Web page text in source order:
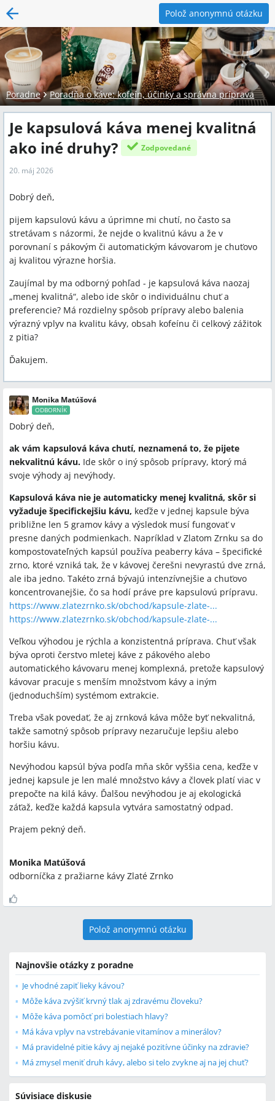
Polož anonymnú otázku
Poradne Poradňa o káve: kofeín, účinky a správna príprava
Je kapsulová káva menej kvalitná
ako iné druhy?
Zodpovedané
20. máj 2026
Dobrý deň,
pijem kapsulovú kávu a úprimne mi chutí, no často sa
stretávam s názormi, že nejde o kvalitnú kávu a že v
porovnaní s pákovým či automatickým kávovarom je chuťovo
aj kvalitou výrazne horšia.
Zaujímal by ma odborný pohľad - je kapsulová káva naozaj
„menej kvalitná“, alebo ide skôr o individuálnu chuť a
preferencie? Má rozdielny spôsob prípravy alebo balenia
výrazný vplyv na kvalitu kávy, obsah kofeínu či celkový zážitok
z pitia?
Ďakujem.
Monika Matúšová
ODBORNÍK
Dobrý deň,
ak vám kapsulová káva chutí, neznamená to, že pijete
nekvalitnú kávu. Ide skôr o iný spôsob prípravy, ktorý má
svoje výhody aj nevýhody.
Kapsulová káva nie je automaticky menej kvalitná, skôr si
vyžaduje špecifickejšiu kávu, keďže v jednej kapsule býva
približne len 5 gramov kávy a výsledok musí fungovať v
presne daných podmienkach. Napríklad v Zlatom Zrnku sa do
kompostovateľných kapsúl používa peaberry káva – špecifické
zrno, ktoré vzniká tak, že v kávovej čerešni nevyrastú dve zrná,
ale iba jedno. Takéto zrná bývajú intenzívnejšie a chuťovo
koncentrovanejšie, čo sa hodí práve pre kapsulovú prípravu.
https://www.zlatezrnko.sk/obchod/kapsule-zlate-...
https://www.zlatezrnko.sk/obchod/kapsule-zlate-...
Veľkou výhodou je rýchla a konzistentná príprava. Chuť však
býva oproti čerstvo mletej káve z pákového alebo
automatického kávovaru menej komplexná, pretože kapsulový
kávovar pracuje s menším množstvom kávy a iným
(jednoduchším) systémom extrakcie.
Treba však povedať, že aj zrnková káva môže byť nekvalitná,
takže samotný spôsob prípravy nezaručuje lepšiu alebo
horšiu kávu.
Nevýhodou kapsúl býva podľa mňa skôr vyššia cena, keďže v
jednej kapsule je len malé množstvo kávy a človek platí viac v
prepočte na kilá kávy. Ďalšou nevýhodou je aj ekologická
záťaž, keďže každá kapsula vytvára samostatný odpad.
Prajem pekný deň.
Monika Matúšová
odborníčka z pražiarne kávy Zlaté Zrnko
Polož anonymnú otázku
Najnovšie otázky z poradne
Je vhodné zapiť lieky kávou?
Môže káva zvýšiť krvný tlak aj zdravému človeku?
Môže káva pomôcť pri bolestiach hlavy?
Má káva vplyv na vstrebávanie vitamínov a minerálov?
Má pravidelné pitie kávy aj nejaké pozitívne účinky na zdravie?
Má zmysel meniť druh kávy, alebo si telo zvykne aj na jej chuť?
Súvisiace diskusie